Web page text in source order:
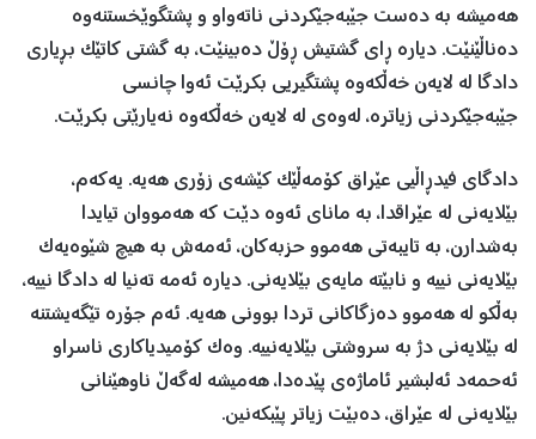
هەمیشە بە دەست جێبەجێکردنی ناتەواو و پشتگوێخستنەوە
دەناڵێنێت. دیارە ڕای گشتیش ڕۆڵ دەبینێت، بە گشتی کاتێک بڕیاری
دادگا لە لایەن خەڵکەوە پشتگیریی بکرێت ئەوا چانسی
جێبەجێکردنی زیاترە، لەوەی لە لایەن خەڵکەوە نەیارێتی بکرێت.
دادگای فیدڕاڵیی عێراق کۆمەڵێک کێشەی زۆری هەیە. یەکەم،
بێلایەنی لە عێراقدا، بە مانای ئەوە دێت کە هەمووان تیایدا
بەشدارن، بە تایبەتی هەموو حزبەکان، ئەمەش بە هیچ شێوەیەک
بێلایەنی نییە و نابێتە مایەی بێلایەنی. دیارە ئەمە تەنیا لە دادگا نییە،
بەڵکو لە هەموو دەزگاکانی تردا بوونی هەیە. ئەم جۆرە تێگەیشتنە
لە بێلایەنی دژ بە سروشتی بێلایەنییە. وەک کۆمیدیاکاری ناسراو
ئەحمەد ئەلبشیر ئاماژەی پێدەدا، هەمیشە لەگەڵ ناوهێنانی
بێلایەنی لە عێراق، دەبێت زیاتر پێبکەنین.